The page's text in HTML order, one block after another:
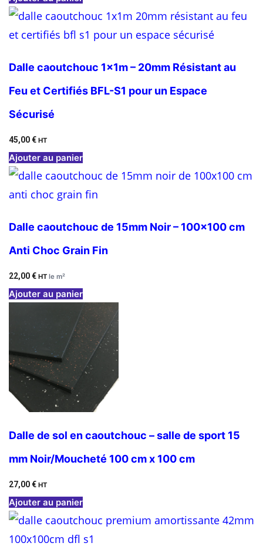
Dalle caoutchouc 1x1m – 20mm Résistant au
Feu et Certifiés BFL-S1 pour un Espace
Sécurisé
45,00€ HT
Ajouter au panier
Dalle caoutchouc de 15mm Noir – 100×100 cm
Anti Choc Grain Fin
22,00€ HT le m²
Ajouter au panier
Dalle de sol en caoutchouc – salle de sport 15
mm Noir/Moucheté 100 cm x 100 cm
27,00€ HT
Ajouter au panier